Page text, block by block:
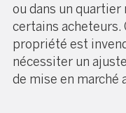
ou dans un
certains acheteurs.
propriété est
nécessiter un
de mise en marché